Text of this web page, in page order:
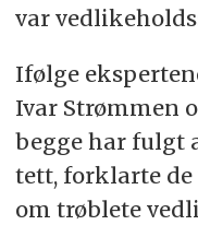
var
Ifølge
Ivar Strømmen
begge har fulgt
tett, forklarte
om trøblete